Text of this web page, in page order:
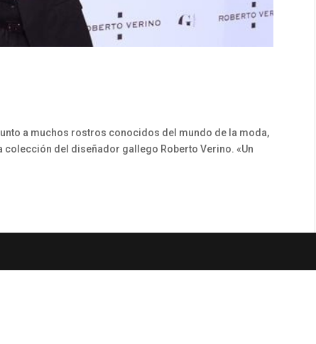
a muchos rostros conocidos del mundo de la moda,
colección del diseñador gallego Roberto Verino. «Un